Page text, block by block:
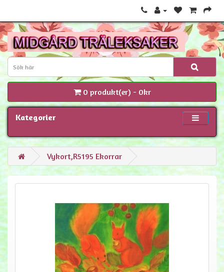
0 produkt(er) - 0kr
Kategorier
Vykort,R5195 Ekorrar